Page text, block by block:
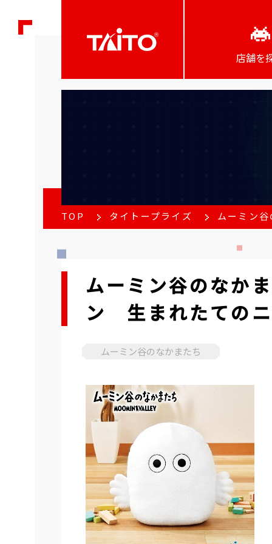
店舗を
TOP タイトープライズ ムーミン
ムーミン谷のなか
ン 生まれたての
ムーミン谷のなかまたち